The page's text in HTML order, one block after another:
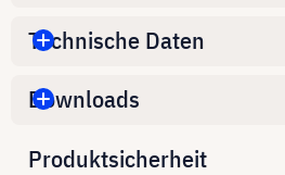
Technische Daten
Downloads
Produktsicherheit